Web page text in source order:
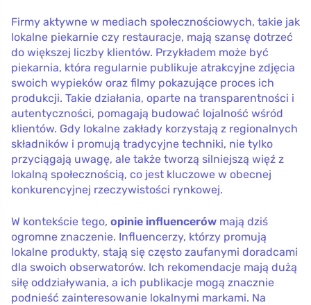
Firmy aktywne w mediach społecznościowych, takie jak
lokalne piekarnie czy restauracje, mają szansę dotrzeć
do większej liczby klientów. Przykładem może być
piekarnia, która regularnie publikuje atrakcyjne zdjęcia
swoich wypieków oraz filmy pokazujące proces ich
produkcji. Takie działania, oparte na transparentności i
autentyczności, pomagają budować lojalność wśród
klientów. Gdy lokalne zakłady korzystają z regionalnych
składników i promują tradycyjne techniki, nie tylko
przyciągają uwagę, ale także tworzą silniejszą więź z
lokalną społecznością, co jest kluczowe w obecnej
konkurencyjnej rzeczywistości rynkowej.
W kontekście tego, opinie influencerów mają dziś
ogromne znaczenie. Influencerzy, którzy promują
lokalne produkty, stają się często zaufanymi doradcami
dla swoich obserwatorów. Ich rekomendacje mają dużą
siłę oddziaływania, a ich publikacje mogą znacznie
podnieść zainteresowanie lokalnymi markami. Na